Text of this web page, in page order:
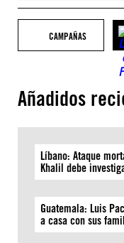
CAMPAÑAS
Añadidos
Líbano: Ataque
Khalil debe
Guatemala: Luis
a casa con sus